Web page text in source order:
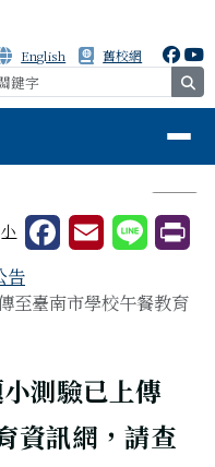
English 舊校網
⏸
小
告
至臺南市學校午餐教育
測驗已上傳
資訊網，請查